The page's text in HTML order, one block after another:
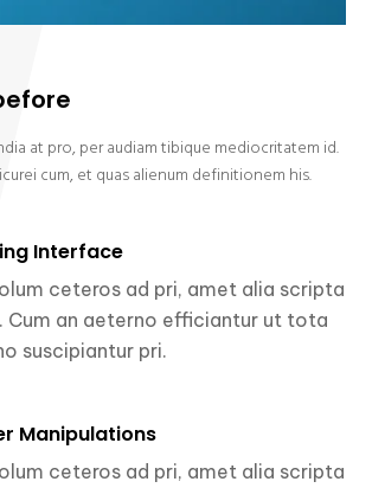
at pro, per audiam tibique mediocritatem id.
cum, et quas alienum definitionem his.
Interface
ceteros ad pri, amet alia scripta
Cum an aeterno efficiantur ut tota
suscipiantur pri.
Manipulations
ceteros ad pri, amet alia scripta